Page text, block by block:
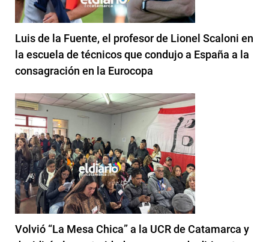
Luis de la Fuente, el profesor de Lionel Scaloni en
la escuela de técnicos que condujo a España a la
consagración en la Eurocopa
Volvió “La Mesa Chica” a la UCR de Catamarca y